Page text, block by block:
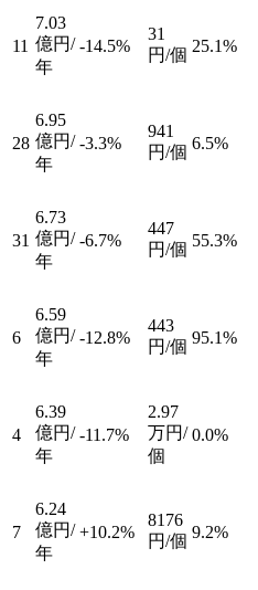
11
7.03
億円/
年
-14.5%
31
円/個 25.1%
28
6.95
億円/
年
-3.3%
941
円/個 6.5%
31
6.73
億円/
年
-6.7%
447
円/個 55.3%
6
6.59
億円/
年
-12.8%
443
円/個 95.1%
4
6.39
億円/
年
-11.7%
2.97
万円/
個
0.0%
7
6.24
億円/
年
+10.2%
8176
円/個 9.2%